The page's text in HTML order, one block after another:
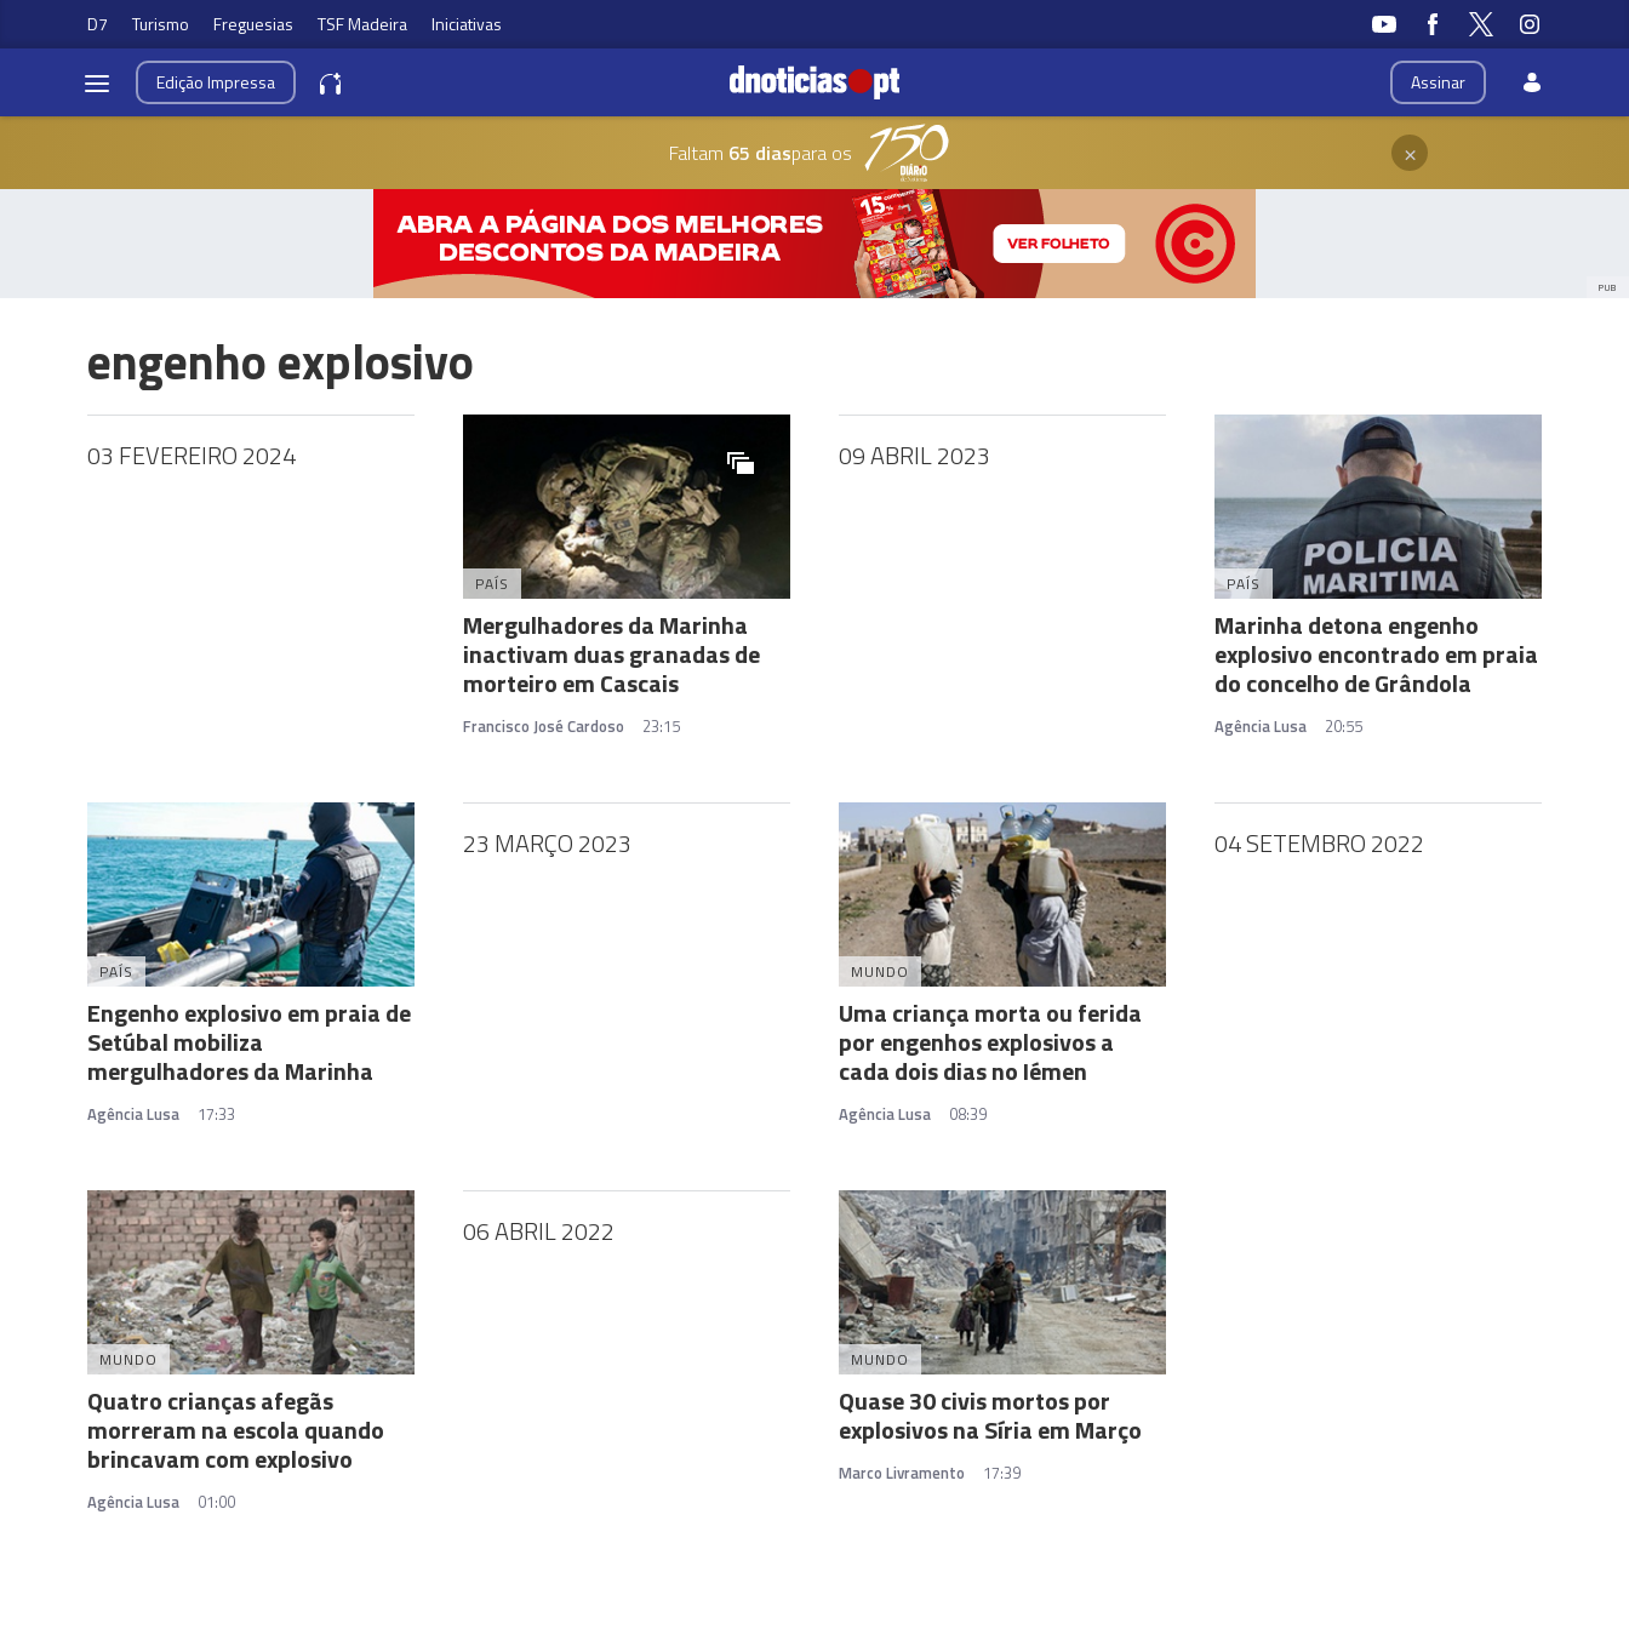
D7 Turismo Freguesias TSF Madeira Iniciativas
Assinar
EdiçãoImpressa
Faltam 65 diaspara os ×
PUB
engenho explosivo
03 FEVEREIRO 2024
PAÍS
Mergulhadores da Marinha
inactivam duas granadas de
morteiro em Cascais
Francisco José Cardoso 23:15
09 ABRIL 2023
PAÍS
Marinha detona engenho
explosivo encontrado em praia
do concelho de Grândola
Agência Lusa 20:55
PAÍS
Engenho explosivo em praia de
Setúbal mobiliza
mergulhadores da Marinha
Agência Lusa 17:33
23 MARÇO 2023
MUNDO
Uma criança morta ou ferida
por engenhos explosivos a
cada dois dias no Iémen
Agência Lusa 08:39
04 SETEMBRO 2022
MUNDO
Quatro crianças afegãs
morreram na escola quando
brincavam com explosivo
Agência Lusa 01:00
06 ABRIL 2022
MUNDO
Quase 30 civis mortos por
explosivos na Síria em Março
Marco Livramento 17:39